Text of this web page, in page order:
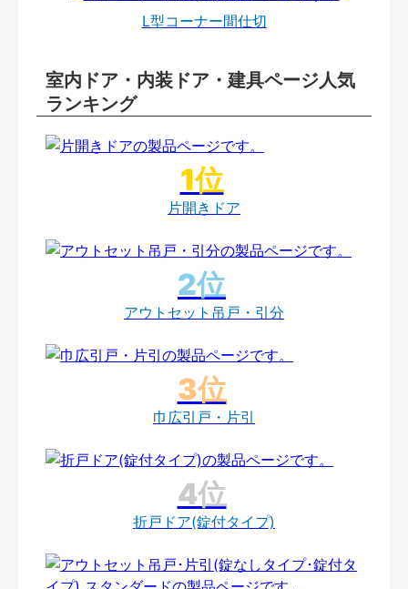
L型コーナー間仕切
室内ドア・内装ドア・建具ページ人気
ランキング
片開きドア
アウトセット吊戸・引分
巾広引戸・片引
折戸ドア(錠付タイプ)